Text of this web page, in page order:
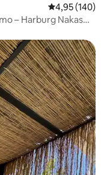
Средна
4,95 (140)
– Harburg Nakas